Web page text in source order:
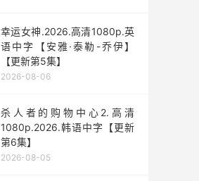
幸运女神.2026.高清1080p.英
语中字【安雅·泰勒-乔伊】
【更新第5集】
2026-08-06
杀人者的购物中心2.高清
1080p.2026.韩语中字【更新
第6集】
2026-08-05